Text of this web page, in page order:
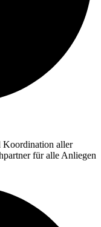
Koordination aller
für alle Anliegen